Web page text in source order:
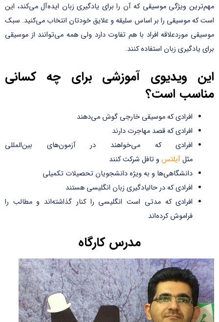
مهم‌ترین ویژگی موسیقی که آن را برای یادگیری زبان ایده‌آل می‌کند، این
است که موسیقی را بر اساس سلیقه و علایق خودتان انتخاب می‌کنید. سبک
موسیقی موردعلاقه افراد با هم تفاوت دارد ولی همه می‌توانند از موسیقی
برای یادگیری زبان استفاده کنند.
این ویدیوی آموزشی برای چه کسانی
مناسب است؟
افرادی که موسیقی خارجی گوش می‌دهند
افرادی که قصد مهاجرت دارند
افرادی که می‌خواهند در آزمون‌های بین‌المللی
مثلآیلتس و تافل شرکت کنند
دانشگاهی‌ها و به ویژه دانشجویان تحصیلات تکمیلی
افرادی که در حالیادگیری زبان انگلیسی هستند
افرادی که مدتی است انگلیسی را کنار گذاشته‌اند و مطالب را
فراموش کرده‌اند
مدرس کارگاه